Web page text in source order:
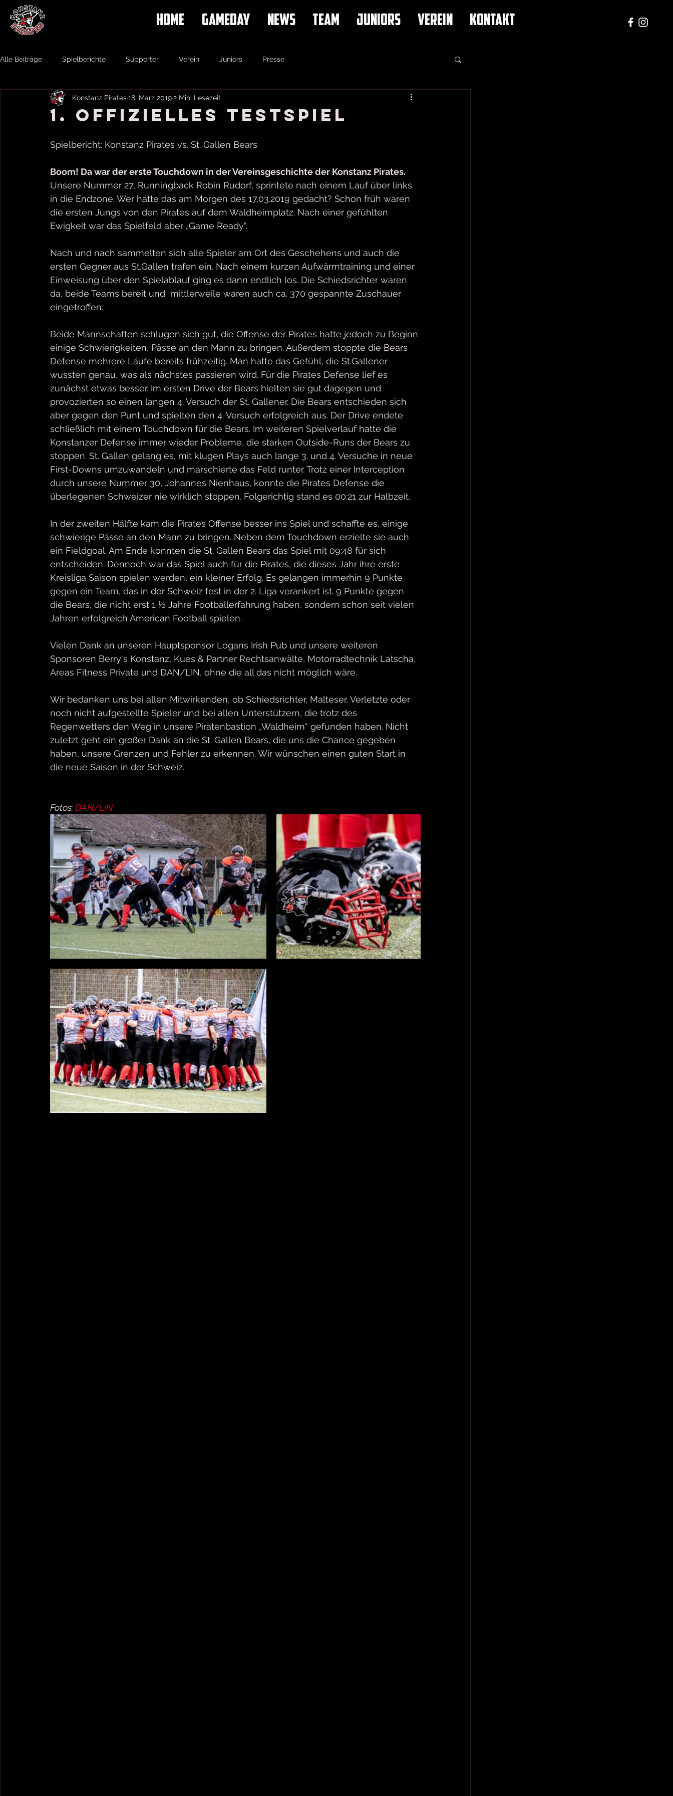
HOME GAMEDAY NEWS TEAM JUNIORS VEREIN KONTAKT
Alle Beiträge Spielberichte Supporter Verein Juniors Presse
1. Offizielles Testspiel
Konstanz Pirates18. März 20192 Min. Lesezeit
Spielbericht: Konstanz Pirates vs. St. Gallen Bears
Boom! Da war der erste Touchdown in der Vereinsgeschichte der Konstanz Pirates.
Unsere Nummer 27, Runningback Robin Rudorf, sprintete nach einem Lauf über links
in die Endzone. Wer hätte das am Morgen des 17.03.2019 gedacht? Schon früh waren
die ersten Jungs von den Pirates auf dem Waldheimplatz. Nach einer gefühlten
Ewigkeit war das Spielfeld aber „Game Ready“.
Nach und nach sammelten sich alle Spieler am Ort des Geschehens und auch die
ersten Gegner aus St.Gallen trafen ein. Nach einem kurzen Aufwärmtraining und einer
Einweisung über den Spielablauf ging es dann endlich los. Die Schiedsrichter waren
da, beide Teams bereit und  mittlerweile waren auch ca. 370 gespannte Zuschauer
eingetroffen.
Beide Mannschaften schlugen sich gut, die Offense der Pirates hatte jedoch zu Beginn
einige Schwierigkeiten, Pässe an den Mann zu bringen. Außerdem stoppte die Bears
Defense mehrere Läufe bereits frühzeitig. Man hatte das Gefühl, die St.Gallener
wussten genau, was als nächstes passieren wird. Für die Pirates Defense lief es
zunächst etwas besser. Im ersten Drive der Bears hielten sie gut dagegen und
provozierten so einen langen 4. Versuch der St. Gallener. Die Bears entschieden sich
aber gegen den Punt und spielten den 4. Versuch erfolgreich aus. Der Drive endete
schließlich mit einem Touchdown für die Bears. Im weiteren Spielverlauf hatte die
Konstanzer Defense immer wieder Probleme, die starken Outside-Runs der Bears zu
stoppen. St. Gallen gelang es, mit klugen Plays auch lange 3. und 4. Versuche in neue
First-Downs umzuwandeln und marschierte das Feld runter. Trotz einer Interception
durch unsere Nummer 30, Johannes Nienhaus, konnte die Pirates Defense die
überlegenen Schweizer nie wirklich stoppen. Folgerichtig stand es 00:21 zur Halbzeit.
In der zweiten Hälfte kam die Pirates Offense besser ins Spiel und schaffte es, einige
schwierige Pässe an den Mann zu bringen. Neben dem Touchdown erzielte sie auch
ein Fieldgoal. Am Ende konnten die St. Gallen Bears das Spiel mit 09:48 für sich
entscheiden. Dennoch war das Spiel auch für die Pirates, die dieses Jahr ihre erste
Kreisliga Saison spielen werden, ein kleiner Erfolg. Es gelangen immerhin 9 Punkte
gegen ein Team, das in der Schweiz fest in der 2. Liga verankert ist. 9 Punkte gegen
die Bears, die nicht erst 1 ½ Jahre Footballerfahrung haben, sondern schon seit vielen
Jahren erfolgreich American Football spielen.
Vielen Dank an unseren Hauptsponsor Logans Irish Pub und unsere weiteren
Sponsoren Berry‘s Konstanz, Kues & Partner Rechtsanwälte, Motorradtechnik Latscha,
Areas Fitness Private und DAN/LIN, ohne die all das nicht möglich wäre.
Wir bedanken uns bei allen Mitwirkenden, ob Schiedsrichter, Malteser, Verletzte oder
noch nicht aufgestellte Spieler und bei allen Unterstützern, die trotz des
Regenwetters den Weg in unsere Piratenbastion „Waldheim“ gefunden haben. Nicht
zuletzt geht ein großer Dank an die St. Gallen Bears, die uns die Chance gegeben
haben, unsere Grenzen und Fehler zu erkennen. Wir wünschen einen guten Start in
die neue Saison in der Schweiz.
Fotos: DAN/LIN